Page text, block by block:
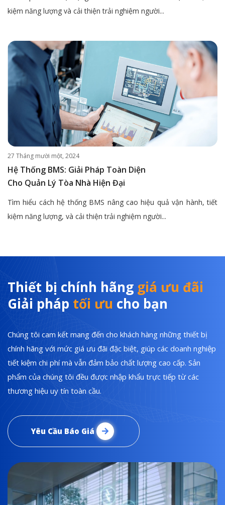
kiệm năng lượng và cải thiện trải nghiệm người...
27 Tháng mười một, 2024
Hệ Thống BMS: Giải Pháp Toàn Diện
Cho Quản Lý Tòa Nhà Hiện Đại
Tìm hiểu cách hệ thống BMS nâng cao hiệu quả vận hành, tiết
kiệm năng lượng, và cải thiện trải nghiệm người...
Thiết bị chính hãng giá ưu đãi
Giải pháp tối ưu cho bạn
Chúng tôi cam kết mang đến cho khách hàng những thiết bị
chính hãng với mức giá ưu đãi đặc biệt, giúp các doanh nghiệp
tiết kiệm chi phí mà vẫn đảm bảo chất lượng cao cấp. Sản
phẩm của chúng tôi đều được nhập khẩu trực tiếp từ các
thương hiệu uy tín toàn cầu.
Yêu Cầu Báo Giá